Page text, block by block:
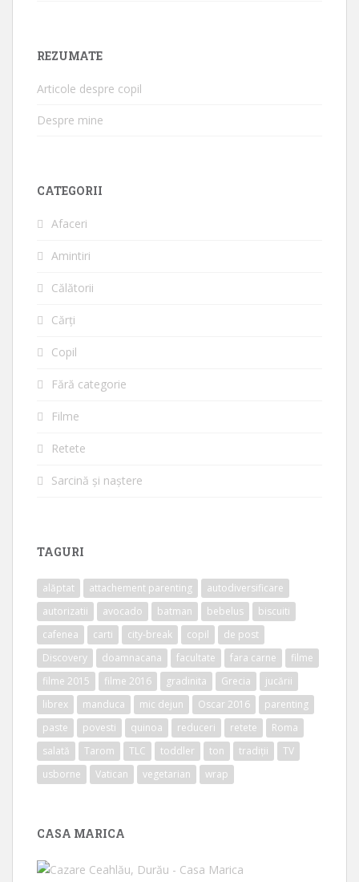
REZUMATE
Articole despre copil
Despre mine
CATEGORII
Afaceri
Amintiri
Călătorii
Cărți
Copil
Fără categorie
Filme
Retete
Sarcină și naștere
TAGURI
alăptat attachement parenting
autodiversificare
autorizatii
avocado batman bebelus
biscuiti
cafenea
carti city-break copil
de post
Discovery
doamnacana facultate fara carne
filme
filme 2015
filme 2016 gradinita Grecia
jucării
librex
manduca mic dejun Oscar 2016
parenting
paste
povesti quinoa reduceri retete
Roma
salată
Tarom TLC toddler ton tradiții
TV
usborne
Vatican vegetarian wrap
CASA MARICA